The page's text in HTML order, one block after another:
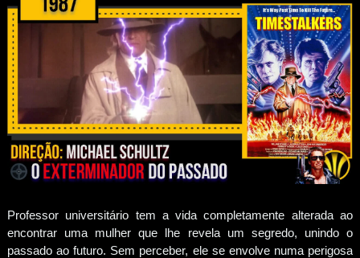
Professor universitário tem a vida completamente alterada ao
encontrar uma mulher que lhe revela um segredo, unindo o
passado ao futuro. Sem perceber, ele se envolve numa perigosa